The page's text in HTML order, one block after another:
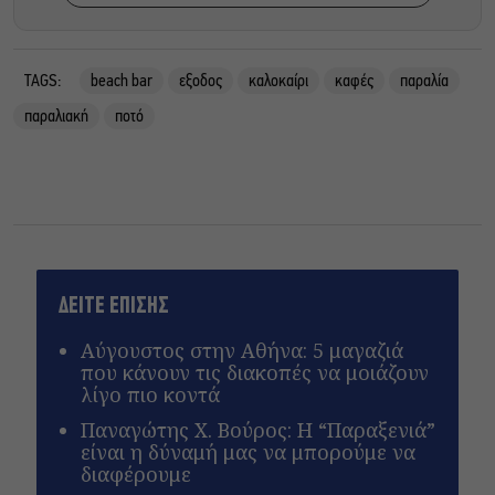
TAGS: beach bar εξοδος καλοκαίρι καφές
παραλία
παραλιακή
ποτό
ΔΕΙΤΕ ΕΠΙΣΗΣ
Αύγουστος στην Αθήνα: 5 μαγαζιά
που κάνουν τις διακοπές να μοιάζουν
λίγο πιο κοντά
Παναγώτης Χ. Βούρος: Η “Παραξενιά”
είναι η δύναμή μας να μπορούμε να
διαφέρουμε